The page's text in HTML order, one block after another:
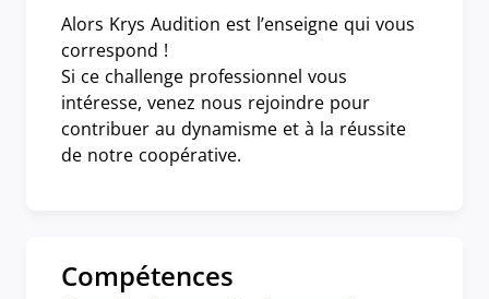
Alors Krys Audition est l’enseigne qui vous
correspond !
Si ce challenge professionnel vous
intéresse, venez nous rejoindre pour
contribuer au dynamisme et à la réussite
de notre coopérative.
Compétences